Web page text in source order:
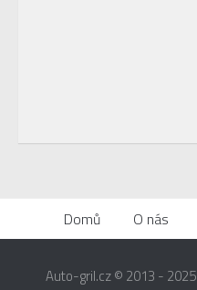
Domů O nás
Auto-gril.cz © 2013 - 2025